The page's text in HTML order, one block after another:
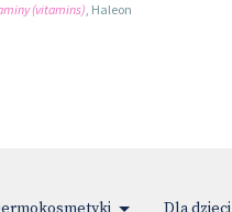
(vitamins), Haleon